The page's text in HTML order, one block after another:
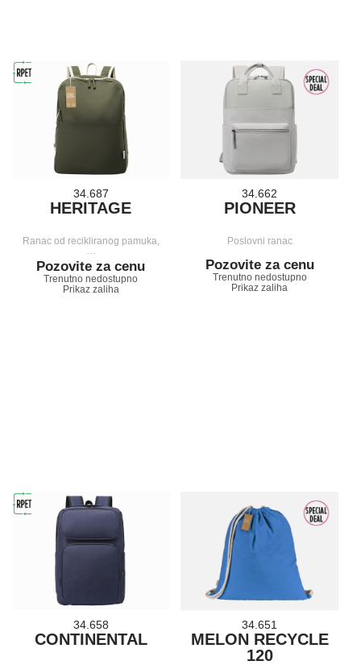
34.687
HERITAGE
Ranac od recikliranog pamuka,
Pozovite za cenu
Trenutno nedostupno
Prikaz zaliha
34.662
PIONEER
Poslovni ranac
Pozovite za cenu
Trenutno nedostupno
Prikaz zaliha
34.658
CONTINENTAL
34.651
MELON RECYCLE
120